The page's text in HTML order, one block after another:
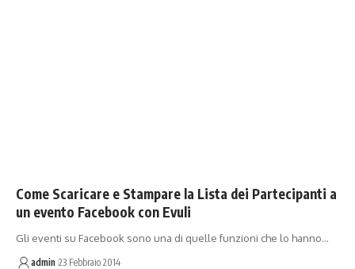
Come Scaricare e Stampare la Lista dei Partecipanti a
un evento Facebook con Evuli
Gli eventi su Facebook sono una di quelle funzioni che lo hanno…
admin 23 Febbraio 2014